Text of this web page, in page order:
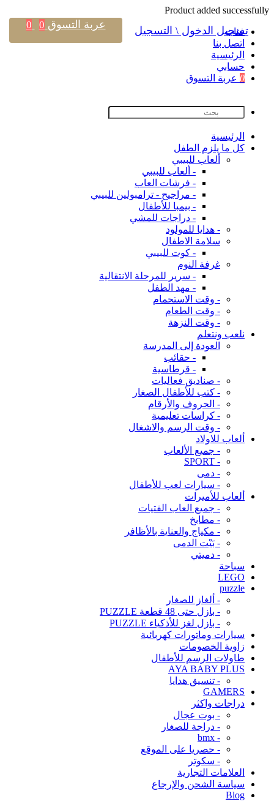
Product added successfully
فئات
اتصل بنا
اﻟﺮﺋﻴﺴﻴﺔ
حسابي
0 عربة التسوق
اﻟﺮﺋﻴﺴﻴﺔ
كل ما يلزم الطفل
ألعاب للبيبي
- ألعاب للبيبي
- فرشات العاب
- مراجيح - ترامبولين للبيبي
- بيمبا للأطفال
- دراجات للمشي
- هدايا للمولود
سلامة الاطفال
- كوت للبيبي
غرفة النوم
- سرير للمرحلة الانتقالية
- مهد الطفل
- وقت الاستحمام
- وقت الطعام
- وقت النزهة
نلعب ونتعلم
العودة إلى المدرسة
- حقائب
- قرطاسية
- صناديق فعاليات
- كتب للأطفال الصغار
- الحروف والأرقام
- كراسات تعليمية
- وقت الرسم والاشغال
ألعاب للاولاد
- جميع الألعاب
- SPORT
- دمى
- سيارات لعب للأطفال
ألعاب للأميرات
- جميع العاب الفتيات
- مطابخ
- مكياج والعناية بالأظافر
- بَيْت الدمى
- دميتي
سباحة
LEGO
puzzle
- ألغاز للصغار
- بازل حتى 48 قطعة PUZZLE
- بازل لغز للأذكياء PUZZLE
سيارات وماتورات كهربائية
زاوية الخصومات
طاولات الرسم للأطفال
AYA BABY PLUS
- تنسيق هدايا
GAMERS
دراجات واكثر
- بوت عجال
- دراجة للصغار
- bmx
- حصريا على الموقع
- سكوتر
العلامات التجارية
سياسة الشحن والإرجاع
Blog
تسجيل الدخول \ التسجيل عربة التسوق 0
0